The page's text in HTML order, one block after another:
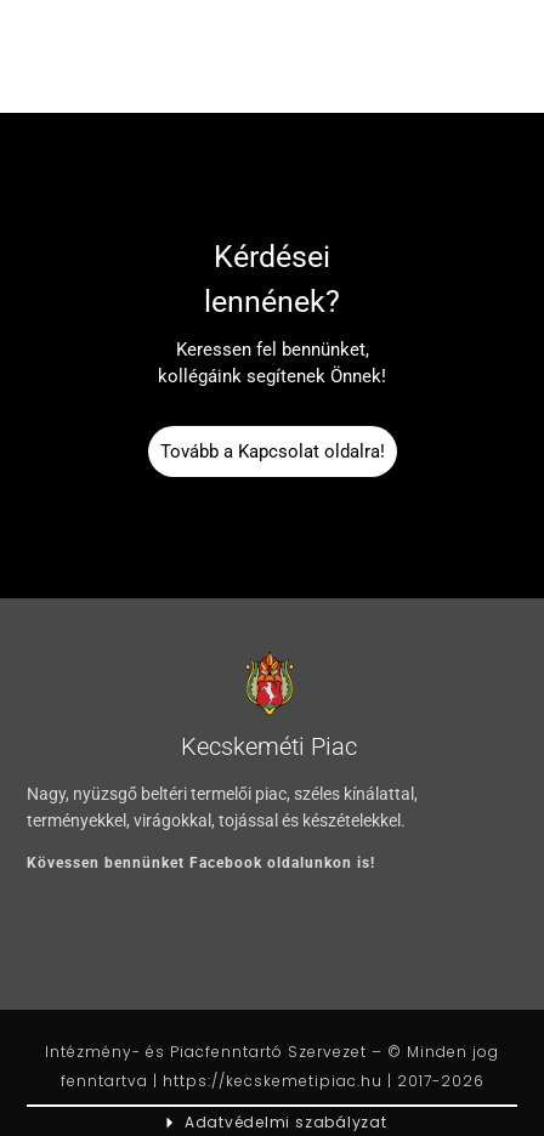
Kérdései
lennének?
Keressen fel bennünket,
kollégáink segítenek Önnek!
Tovább a Kapcsolat oldalra!
Kecskeméti Piac
Nagy, nyüzsgő beltéri termelői piac, széles kínálattal,
terményekkel, virágokkal, tojással és készételekkel.
Kövessen bennünket Facebook oldalunkon is!
Intézmény- és Piacfenntartó Szervezet – © Minden jog
fenntartva | https://kecskemetipiac.hu | 2017-2026
Adatvédelmi szabályzat